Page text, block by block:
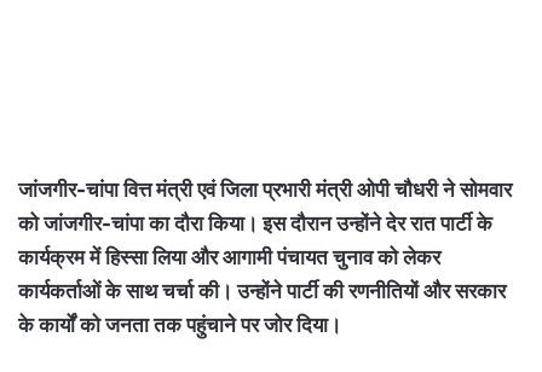
जांजगीर-चांपा वित्त मंत्री एवं जिला प्रभारी मंत्री ओपी चौधरी ने सोमवार
को जांजगीर-चांपा का दौरा किया। इस दौरान उन्होंने देर रात पार्टी के
कार्यक्रम में हिस्सा लिया और आगामी पंचायत चुनाव को लेकर
कार्यकर्ताओं के साथ चर्चा की। उन्होंने पार्टी की रणनीतियों और सरकार
के कार्यों को जनता तक पहुंचाने पर जोर दिया।